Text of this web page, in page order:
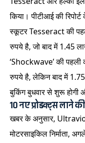
किया। पीटीआई की
स्कूटर Tesseract की
रुपये है, जो बाद में 1.45
‘Shockwave’ की
रुपये है, लेकिन बाद में
बुकिंग बुधवार से शुरू होगी
10 नए प्रोडक्ट्स लाने
खबर के अनुसार,
मोटरसाइकिल निर्माता,